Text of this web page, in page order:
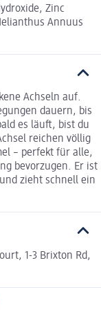
Zinc
Annuus
Achseln auf.
dauern, bis
es läuft, bist du
reichen völlig
– perfekt für alle,
bevorzugen. Er ist
zieht schnell ein
1-3 Brixton Rd,